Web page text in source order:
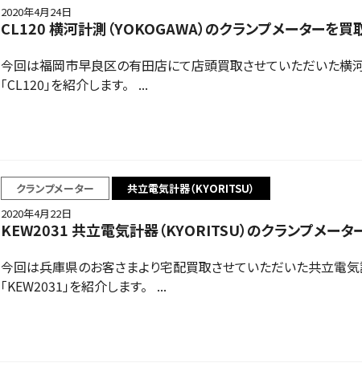
2020年4月24日
CL120 横河計測（YOKOGAWA）のクランプメーターを買
今回は福岡市早良区の有田店にて店頭買取させていただいた横河
「CL120」を紹介します。 ...
クランプメーター
共立電気計器（KYORITSU）
2020年4月22日
KEW2031 共立電気計器（KYORITSU）のクランプメータ
今回は兵庫県のお客さまより宅配買取させていただいた共立電気
「KEW2031」を紹介します。 ...